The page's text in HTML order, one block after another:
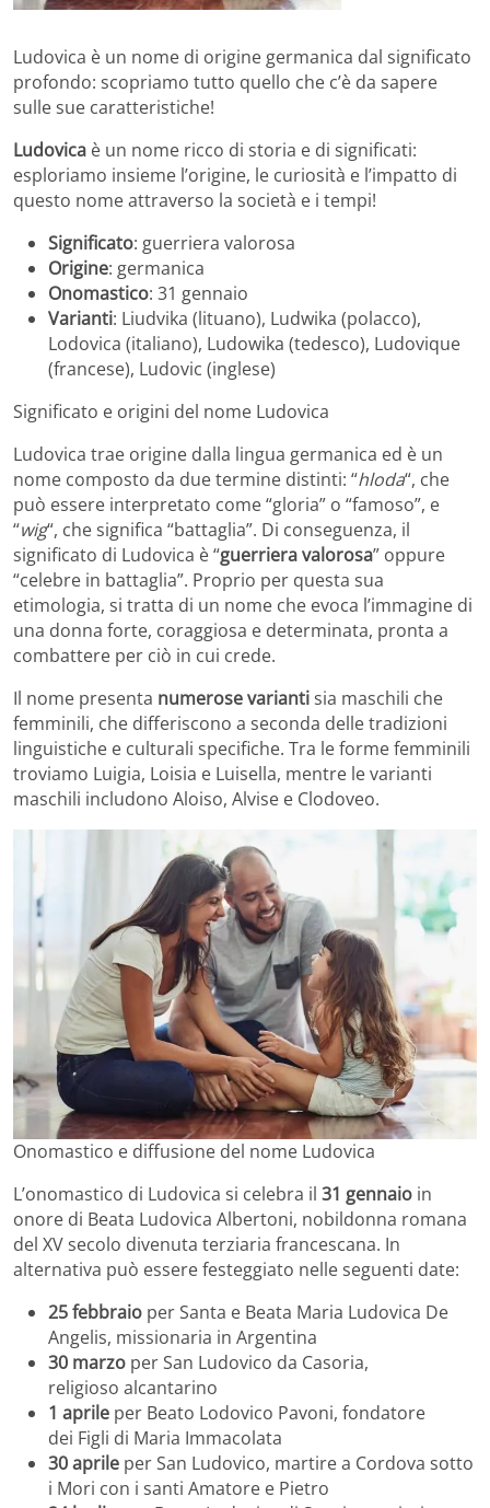
Ludovica è un nome di origine germanica dal significato
profondo: scopriamo tutto quello che c’è da sapere
sulle sue caratteristiche!
Ludovica è un nome ricco di storia e di significati:
esploriamo insieme l’origine, le curiosità e l’impatto di
questo nome attraverso la società e i tempi!
Significato: guerriera valorosa
Origine: germanica
Onomastico: 31 gennaio
Varianti: Liudvika (lituano), Ludwika (polacco),
Lodovica (italiano), Ludowika (tedesco), Ludovique
(francese), Ludovic (inglese)
Significato e origini del nome Ludovica
Ludovica trae origine dalla lingua germanica ed è un
nome composto da due termine distinti: “hloda“, che
può essere interpretato come “gloria” o “famoso”, e
“wig“, che significa “battaglia”. Di conseguenza, il
significato di Ludovica è “guerriera valorosa” oppure
“celebre in battaglia”. Proprio per questa sua
etimologia, si tratta di un nome che evoca l’immagine di
una donna forte, coraggiosa e determinata, pronta a
combattere per ciò in cui crede.
Il nome presenta numerose variantisia maschili che
femminili, che differiscono a seconda delle tradizioni
linguistiche e culturali specifiche. Tra le forme femminili
troviamo Luigia, Loisia e Luisella, mentre le varianti
maschili includono Aloiso, Alvise e Clodoveo.
Onomastico e diffusione del nome Ludovica
L’onomastico di Ludovica si celebra il 31 gennaio in
onore di Beata Ludovica Albertoni, nobildonna romana
del XV secolo divenuta terziaria francescana. In
alternativa può essere festeggiato nelle seguenti date:
25 febbraio per Santa e Beata Maria Ludovica De
Angelis, missionaria in Argentina
30 marzo per San Ludovico da Casoria,
religioso alcantarino
1 aprile per Beato Lodovico Pavoni, fondatore
dei Figli di Maria Immacolata
30 aprile per San Ludovico, martire a Cordova sotto
i Mori con i santi Amatore e Pietro